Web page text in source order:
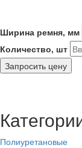
Ширина ремня, мм
Количество, шт
Запросить цену
Полиуретановые